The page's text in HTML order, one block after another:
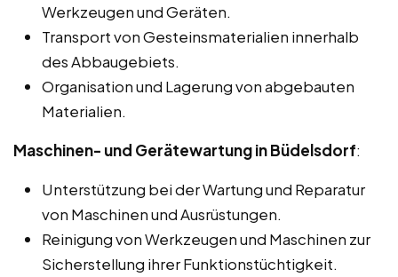
Werkzeugen und Geräten.
Transport von Gesteinsmaterialien innerhalb
des Abbaugebiets.
Organisation und Lagerung von abgebauten
Materialien.
Maschinen- und Gerätewartung in Büdelsdorf:
Unterstützung bei der Wartung und Reparatur
von Maschinen und Ausrüstungen.
Reinigung von Werkzeugen und Maschinen zur
Sicherstellung ihrer Funktionstüchtigkeit.